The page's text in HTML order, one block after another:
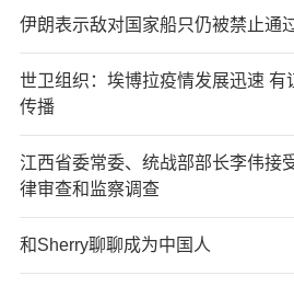
伊朗表示敌对国家船只仍被禁止通
世卫组织：埃博拉疫情发展迅速 有
传播
江西省委常委、统战部部长李伟接
律审查和监察调查
和Sherry聊聊成为中国人